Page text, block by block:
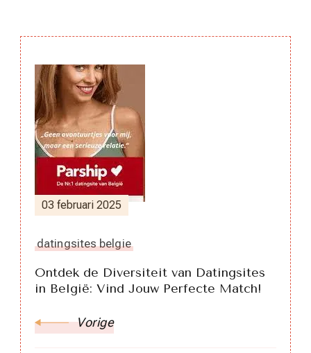
Berichtnavigatie
03 februari 2025
datingsites belgie
Ontdek de Diversiteit van Datingsites
in België: Vind Jouw Perfecte Match!
Vorige